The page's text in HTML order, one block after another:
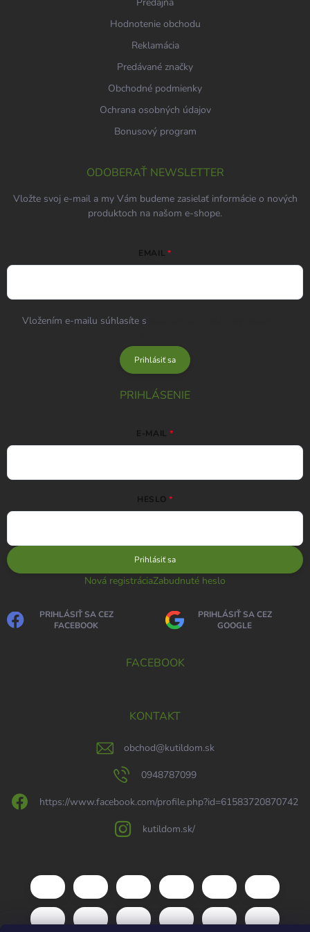
Predajňa
Hodnotenie obchodu
Reklamácia
Predávané značky
Obchodné podmienky
Ochrana osobných údajov
Bonusový program
ODOBERAŤ NEWSLETTER
Vložte svoj e-mail a my Vám budeme zasielať informácie o nových
produktoch na našom e-shope.
EMAIL
Vložením e-mailu súhlasíte s
Prihlásiť sa
PRIHLÁSENIE
E-MAIL
HESLO
Prihlásiť sa
Nová registráciaZabudnuté heslo
PRIHLÁSIŤ SA CEZ
FACEBOOK
PRIHLÁSIŤ SA CEZ
GOOGLE
FACEBOOK
KONTAKT
obchod@kutildom.sk
0948787099
https://www.facebook.com/profile.php?id=61583720870742
kutildom.sk/